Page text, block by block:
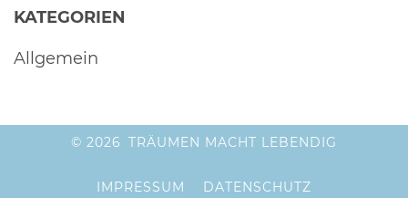
KATEGORIEN
Allgemein
© 2026 TRÄUMEN MACHT LEBENDIG
IMPRESSUM DATENSCHUTZ